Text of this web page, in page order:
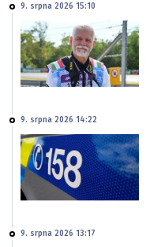
9. srpna 2026 15:10
9. srpna 2026 14:22
9. srpna 2026 13:17